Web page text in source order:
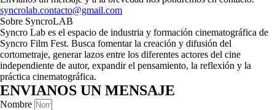
syncrolab.contacto@gmail.com
Sobre SyncroLAB
Syncro Lab es el espacio de industria y formación cinematográfica de
Syncro Film Fest. Busca fomentar la creación y difusión del
cortometraje, generar lazos entre los diferentes actores del cine
independiente de autor, expandir el pensamiento, la reflexión y la
práctica cinematográfica.
ENVIANOS UN MENSAJE
Nombre